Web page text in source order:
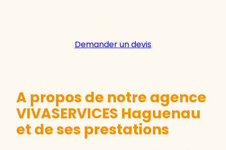
Demander un devis
A propos de notre agence
VIVASERVICES Haguenau
et de ses prestations